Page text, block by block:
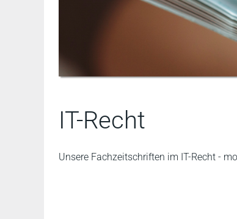
IT-Recht
Unsere Fachzeitschriften im IT-Recht -